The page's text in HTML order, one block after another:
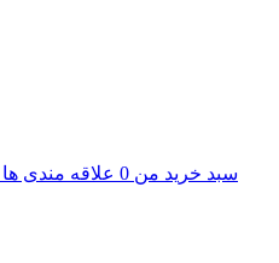
سبد خرید من 0 علاقه مندی ها